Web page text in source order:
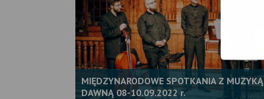
MIĘDZYNARODOWE SPOTKANIA Z MUZYKĄ
DAWNĄ 08-10.09.2022 r.